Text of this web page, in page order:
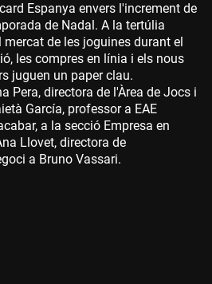
Espanya envers l'increment de
de Nadal. A la tertúlia
mercat de les joguines durant el
les compres en línia i els nous
juguen un paper clau.
Pera, directora de l'Àrea de Jocs i
García, professor a EAE
a la secció Empresa en
Llovet, directora de
a Bruno Vassari.